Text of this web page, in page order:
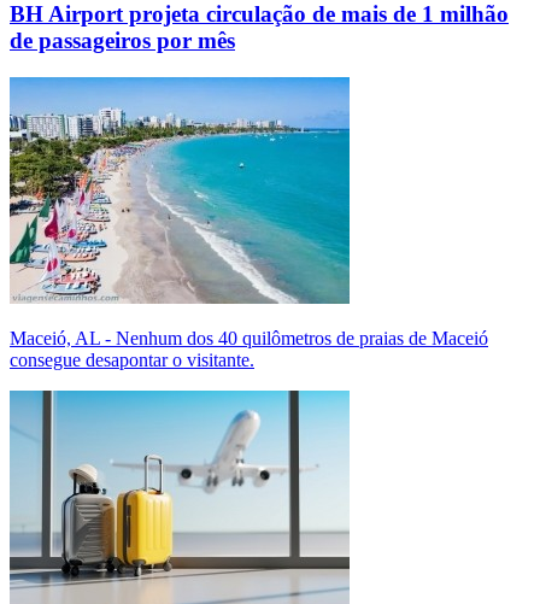
BH Airport projeta circulação de mais de 1 milhão
de passageiros por mês
Maceió, AL - Nenhum dos 40 quilômetros de praias de Maceió
consegue desapontar o visitante.